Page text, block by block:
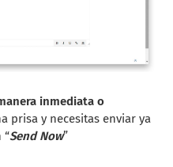
inmediata o
prisa y necesitas enviar ya
“Send Now”